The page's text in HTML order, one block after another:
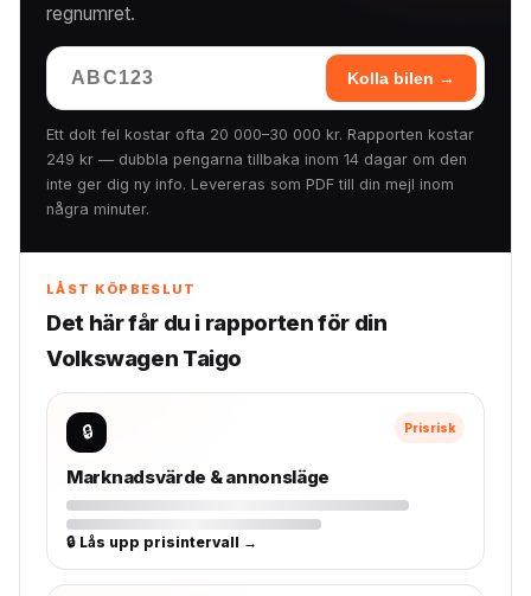
regnumret.
Kolla bilen →
Ett dolt fel kostar ofta 20 000–30 000 kr. Rapporten kostar
249 kr — dubbla pengarna tillbaka inom 14 dagar om den
inte ger dig ny info. Levereras som PDF till din mejl inom
några minuter.
LÅST KÖPBESLUT
Det här får du i rapporten för din
Volkswagen Taigo
🔒 Prisrisk
Marknadsvärde & annonsläge
🔒 Lås upp prisintervall →